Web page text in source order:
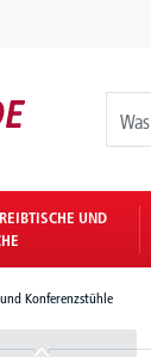
UND
Konferenzstühle